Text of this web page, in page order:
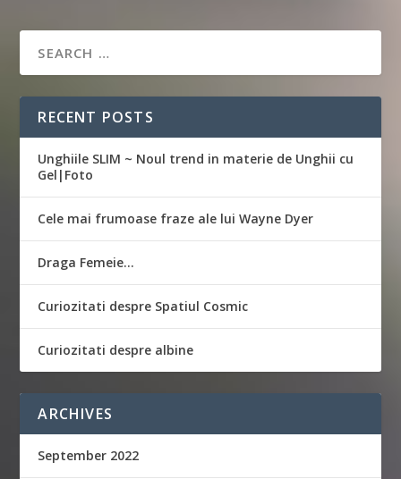
RECENT POSTS
Unghiile SLIM ~ Noul trend in materie de Unghii cu
Gel|Foto
Cele mai frumoase fraze ale lui Wayne Dyer
Draga Femeie…
Curiozitati despre Spatiul Cosmic
Curiozitati despre albine
ARCHIVES
September 2022